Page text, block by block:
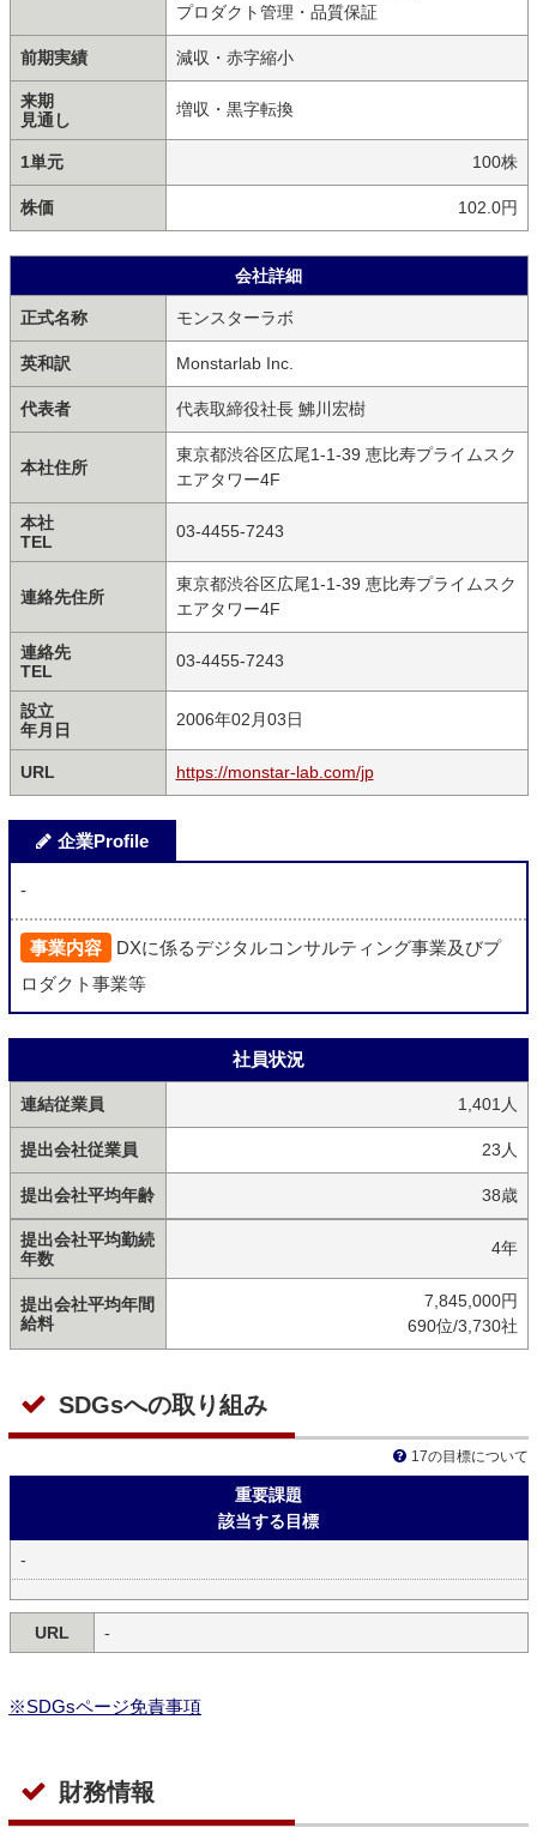
プロダクト管理・品質保証
前期実績 減収・赤字縮小
来期
見通し
増収・黒字転換
1単元 100株
株価 102.0円
会社詳細
正式名称 モンスターラボ
英和訳 Monstarlab Inc.
代表者 代表取締役社長 鮄川宏樹
本社住所
東京都渋谷区広尾1-1-39 恵比寿プライムスク
エアタワー4F
本社
TEL
03-4455-7243
連絡先住所
東京都渋谷区広尾1-1-39 恵比寿プライムスク
エアタワー4F
連絡先
TEL
03-4455-7243
設立
年月日
2006年02月03日
URL https://monstar-lab.com/jp
企業Profile
-
事業内容
DXに係るデジタルコンサルティング事業及びプ
ロダクト事業等
社員状況
連結従業員 1,401人
提出会社従業員 23人
提出会社平均年齢 38歳
提出会社平均勤続
年数
4年
提出会社平均年間
給料
7,845,000円
690位/3,730社
SDGsへの取り組み
17の目標について
重要課題
該当する目標
-
URL -
※SDGsページ免責事項
財務情報